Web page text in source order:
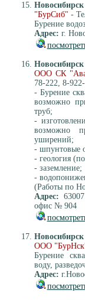
Новосибирск
"БурСиб" -
Бурение
Адрес: г.
Новосибирск
ООО СК
78-222, 8-
- Бурение
возможно
труб;
-
возможно
уширений;
- шпунтовые
- геология
- заземление;
-
(Работы по
Адрес:
офис № 904
Новосибирск
ООО
Бурение
воду,
Адрес: